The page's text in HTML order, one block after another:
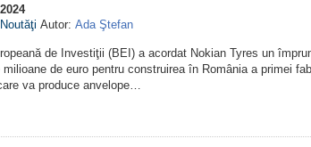
Noutăţi Autor: Ada Ştefan
de Investiţii (BEI) a acordat Nokian Tyres un
milioane de euro pentru construirea în România a primei
va produce anvelope…